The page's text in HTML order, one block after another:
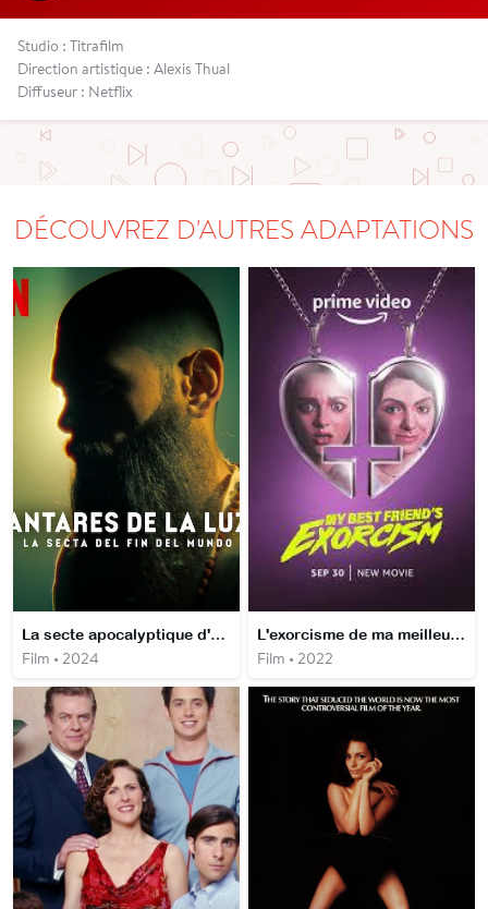
Studio : Titrafilm
Direction artistique : Alexis Thual
Diffuseur : Netflix
DÉCOUVREZ D'AUTRES ADAPTATIONS
La secte apocalyptique d'Antares de la Luz
Film • 2024
L'exorcisme de ma meilleure amie
Film • 2022